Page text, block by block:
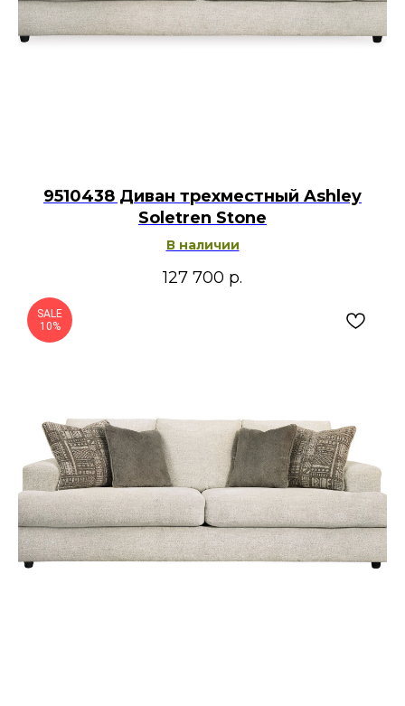
9510438 Диван трехместный Ashley
Soletren Stone
В наличии
127 700 р.
SALE
10%